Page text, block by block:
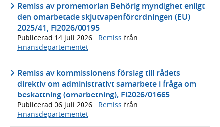
Remiss av promemorian Behörig myndighet enligt
den omarbetade skjutvapenförordningen (EU)
2025/41, Fi2026/00195
Publicerad 14 juli 2026 · Remiss från
Finansdepartementet
Remiss av kommissionens förslag till rådets
direktiv om administrativt samarbete i fråga om
beskattning (omarbetning), Fi2026/01665
Publicerad 06 juli 2026 · Remiss från
Finansdepartementet